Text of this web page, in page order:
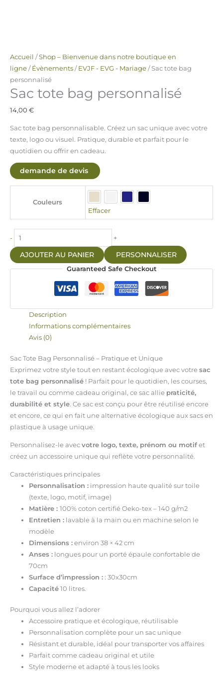
Accueil /Shop – Bienvenue dans notre boutique en
ligne/ Évènements/ EVJF - EVG - Mariage/ Sac tote bag
personnalisé
Sac tote bag personnalisé
14,00 €
Sac tote bag personnalisable. Créez un sac unique avec votre
texte, logo ou visuel. Pratique, durable et parfait pour le
quotidien ou offrir en cadeau.
demande de devis
Couleurs BeigeBlancBleu marine
Noir
Effacer
- +
AJOUTER AU PANIER PERSONNALISER
Guaranteed Safe Checkout
Description
Informations complémentaires
Avis (0)
Sac Tote Bag Personnalisé – Pratique et Unique
Exprimez votre style tout en restant écologique avec votre sac
tote bag personnalisé! Parfait pour le quotidien, les courses,
le travail ou comme cadeau original, ce sac allie praticité,
durabilité et style. Ce sac est conçu pour être réutilisé encore
et encore, ce qui en fait une alternative écologique aux sacs en
plastique à usage unique.
Personnalisez-le avec votre logo, texte, prénom ou motifet
créez un accessoire unique qui reflète votre personnalité.
Caractéristiques principales
Personnalisation :impression haute qualité sur toile
(texte, logo, motif, image)
Matière : 100% coton certifié Oeko-tex – 140 g/m2
Entretien :lavable à la main ou en machine selon le
modèle
Dimensions :environ 38 × 42 cm
Ansеs :longues pour un porté épaule confortable de
70cm
Surface d’impression :: 30x30cm
Capacité10 litres.
Pourquoi vous allez l’adorer
Accessoire pratique et écologique, réutilisable
Personnalisation complète pour un sac unique
Résistant et durable, idéal pour transporter vos affaires
Parfait comme cadeau original et utile
Style moderne et adapté à tous les looks